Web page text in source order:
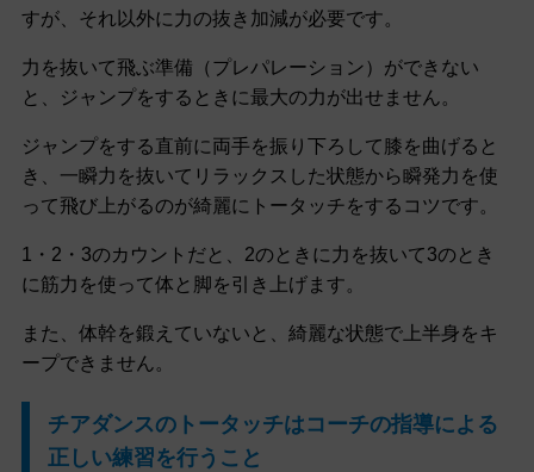
すが、それ以外に力の抜き加減が必要です。
力を抜いて飛ぶ準備（プレパレーション）ができない
と、ジャンプをするときに最大の力が出せません。
ジャンプをする直前に両手を振り下ろして膝を曲げると
き、一瞬力を抜いてリラックスした状態から瞬発力を使
って飛び上がるのが綺麗にトータッチをするコツです。
1・2・3のカウントだと、2のときに力を抜いて3のとき
に筋力を使って体と脚を引き上げます。
また、体幹を鍛えていないと、綺麗な状態で上半身をキ
ープできません。
チアダンスのトータッチはコーチの指導による
正しい練習を行うこと